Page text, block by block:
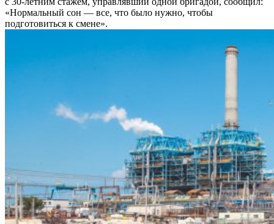
«Нормальный сон — все, что было нужно, чтобы
подготовиться к смене».